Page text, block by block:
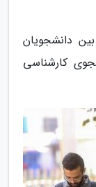
دانشجویان
تحصیلی 1400-1399 دانشجوی کارشناسی